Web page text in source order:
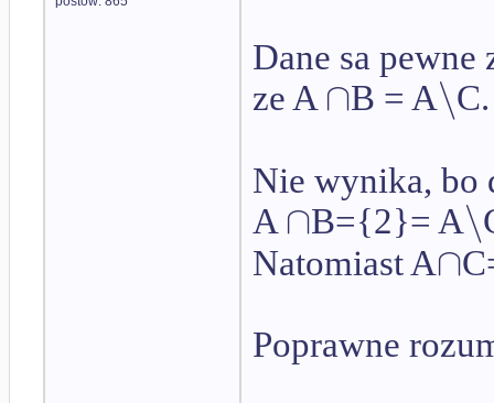
Dane sa
ze A ∩B = A∖
Nie wynika,
A ∩B={2}= A∖
Natomiast A∩
Poprawne